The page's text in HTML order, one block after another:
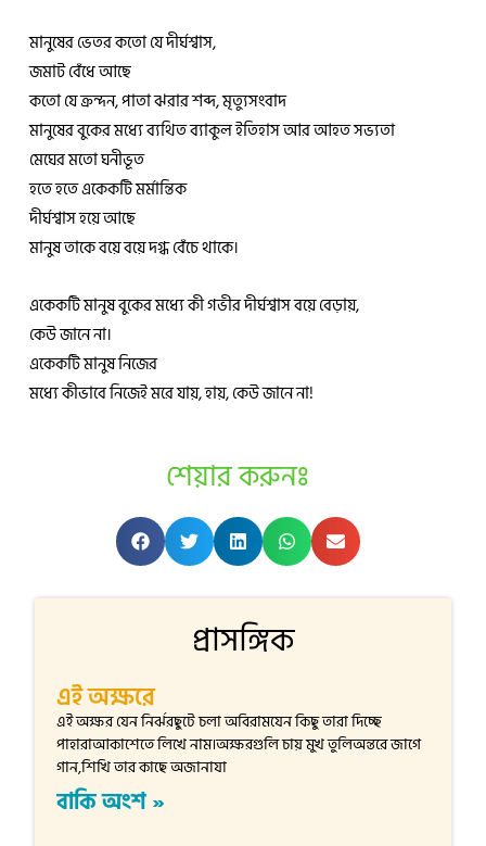
মানুষের ভেতর কতো যে দীর্ঘশ্বাস,
জমাট বেঁধে আছে
কতো যে ক্রন্দন, পাতা ঝরার শব্দ, মৃত্যুসংবাদ
মানুষের বুকের মধ্যে ব্যথিত ব্যাকুল ইতিহাস আর আহত সভ্যতা
মেঘের মতো ঘনীভূত
হতে হতে একেকটি মর্মান্তিক
দীর্ঘশ্বাস হয়ে আছে
মানুষ তাকে বয়ে বয়ে দগ্ধ বেঁচে থাকে।
একেকটি মানুষ বুকের মধ্যে কী গভীর দীর্ঘশ্বাস বয়ে বেড়ায়,
কেউ জানে না।
একেকটি মানুষ নিজের
মধ্যে কীভাবে নিজেই মরে যায়, হায়, কেউ জানে না!
শেয়ার করুনঃ
প্রাসঙ্গিক
এই অক্ষরে
এই অক্ষর যেন নির্ঝরছুটে চলা অবিরামযেন কিছু তারা দিচ্ছে
পাহারাআকাশেতে লিখে নাম।অক্ষরগুলি চায় মুখ তুলিঅন্তরে জাগে
গান,শিখি তার কাছে অজানাযা
বাকি অংশ »